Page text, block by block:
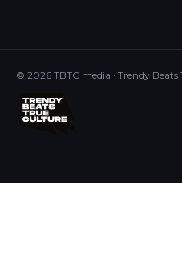
© 2026 TBTC media · Trendy